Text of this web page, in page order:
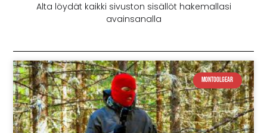
Alta löydät kaikki sivuston sisällöt hakemallasi
avainsanalla
Montoolgear